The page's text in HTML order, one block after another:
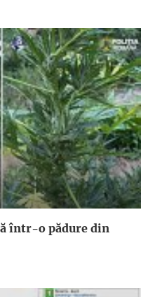
într-o pădure din